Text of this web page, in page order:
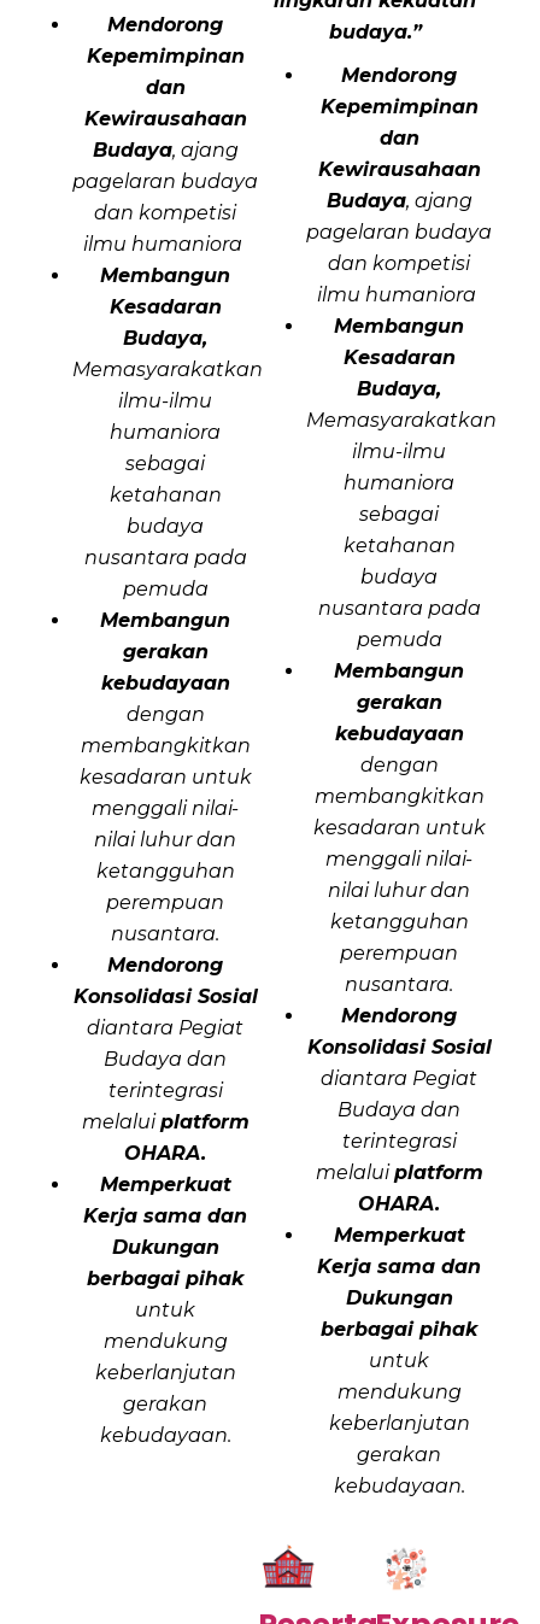
Mendorong
Kepemimpinan
dan
Kewirausahaan
Budaya, ajang
pagelaran budaya
dan kompetisi
ilmu humaniora
Membangun
Kesadaran
Budaya,
Memasyarakatkan
ilmu-ilmu
humaniora
sebagai
ketahanan
budaya
nusantara pada
pemuda
Membangun
gerakan
kebudayaan
dengan
membangkitkan
kesadaran untuk
menggali nilai-
nilai luhur dan
ketangguhan
perempuan
nusantara.
Mendorong
Konsolidasi Sosial
diantara Pegiat
Budaya dan
terintegrasi
melaluiplatform
OHARA.
Memperkuat
Kerja sama dan
Dukungan
berbagai pihak
untuk
mendukung
keberlanjutan
gerakan
kebudayaan.
budaya.”
Mendorong
Kepemimpinan
dan
Kewirausahaan
Budaya, ajang
pagelaran budaya
dan kompetisi
ilmu humaniora
Membangun
Kesadaran
Budaya,
Memasyarakatkan
ilmu-ilmu
humaniora
sebagai
ketahanan
budaya
nusantara pada
pemuda
Membangun
gerakan
kebudayaan
dengan
membangkitkan
kesadaran untuk
menggali nilai-
nilai luhur dan
ketangguhan
perempuan
nusantara.
Mendorong
Konsolidasi Sosial
diantara Pegiat
Budaya dan
terintegrasi
melaluiplatform
OHARA.
Memperkuat
Kerja sama dan
Dukungan
berbagai pihak
untuk
mendukung
keberlanjutan
gerakan
kebudayaan.